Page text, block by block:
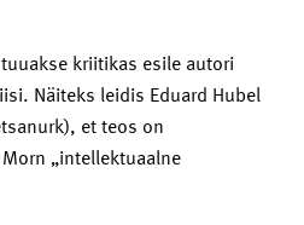
kriitikas esile autori
Näiteks leidis Eduard Hubel
et teos on
„intellektuaalne